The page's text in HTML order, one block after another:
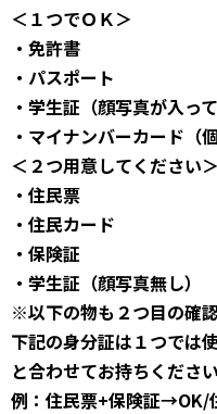
＜１つでＯＫ＞
・免許書
・パスポート
・学生証（顔写真が入って
・マイナンバーカード（
＜２つ用意してください＞
・住民票
・住民カード
・保険証
・学生証（顔写真無し）
※以下の物も２つ目の確
下記の身分証は１つでは
と合わせてお持ちくださ
例：住民票+保険証